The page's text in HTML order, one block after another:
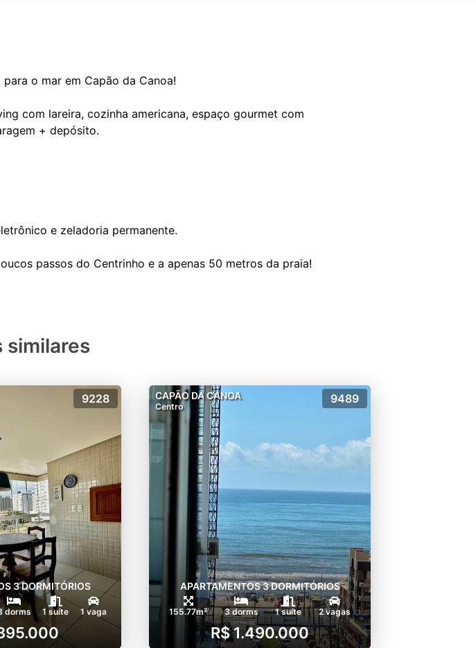
o mar em Capão da Canoa!
com lareira, cozinha americana, espaço gourmet com
+ depósito.
e zeladoria permanente.
similares
9228
3 DORMITÓRIOS
dorms 1 suíte 1 vaga
CAPÃO DA CANOA
Centro
9489
APARTAMENTOS 3 DORMITÓRIOS
155.77m² 3 dorms 1 suíte 2 vagas
R$ 1.490.000